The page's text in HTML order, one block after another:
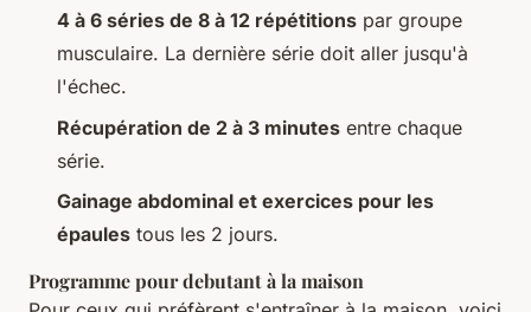
4 à 6 séries de 8 à 12 répétitions par groupe
musculaire. La dernière série doit aller jusqu'à
l'échec.
Récupération de 2 à 3 minutes entre chaque
série.
Gainage abdominal et exercices pour les
épaules tous les 2 jours.
Programme pour debutant à la maison